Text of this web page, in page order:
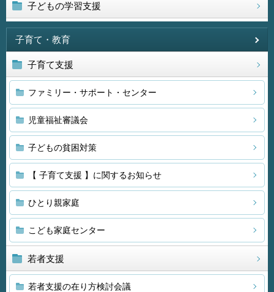
子どもの学習支援
子育て・教育
子育て支援
ファミリー・サポート・センター
児童福祉審議会
子どもの貧困対策
【 子育て支援 】に関するお知らせ
ひとり親家庭
こども家庭センター
若者支援
若者支援の在り方検討会議